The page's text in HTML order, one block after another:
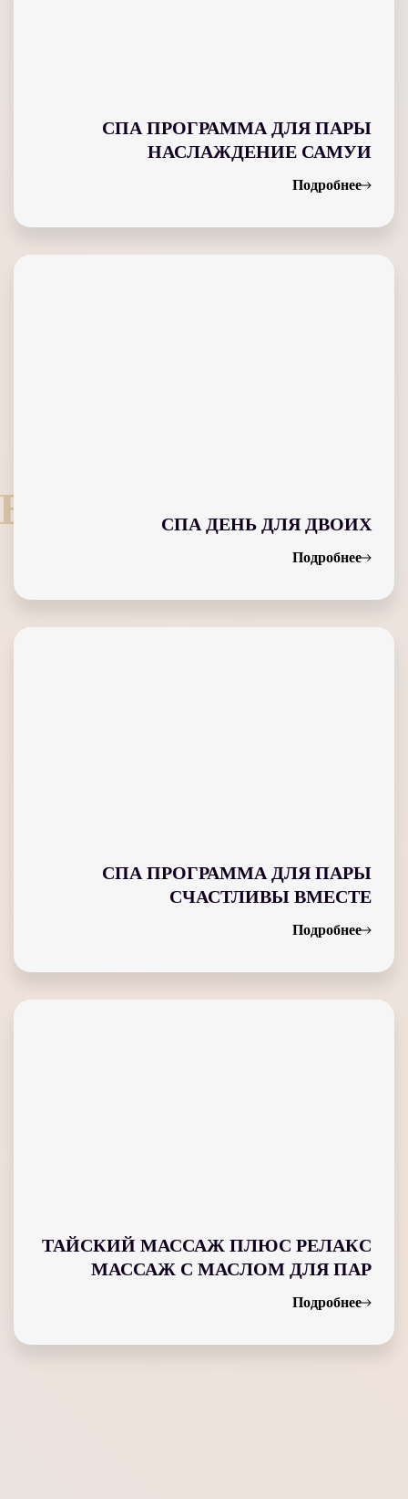
B
СПА ПРОГРАММА ДЛЯ ПАРЫ
НАСЛАЖДЕНИЕ САМУИ
Подробнее
СПА ДЕНЬ ДЛЯ ДВОИХ
Подробнее
СПА ПРОГРАММА ДЛЯ ПАРЫ
СЧАСТЛИВЫ ВМЕСТЕ
Подробнее
ТАЙСКИЙ МАССАЖ ПЛЮС РЕЛАКС
МАССАЖ С МАСЛОМ ДЛЯ ПАР
Подробнее